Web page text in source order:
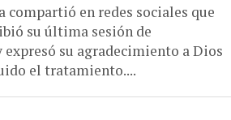
compartió en redes sociales que
su última sesión de
su agradecimiento a Dios
el tratamiento....